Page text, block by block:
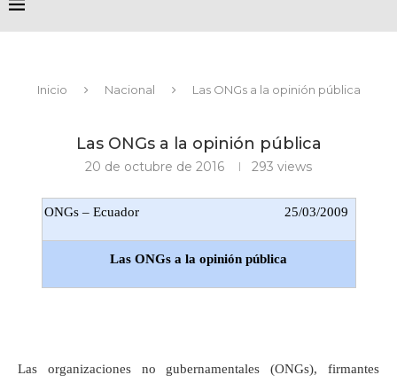
Inicio Nacional Las ONGs a la opinión pública
Las ONGs a la opinión pública
20 de octubre de 2016 293 views
ONGs – Ecuador 25/03/2009
Las ONGs a la opinión pública
Las organizaciones no gubernamentales (ONGs), firmantes